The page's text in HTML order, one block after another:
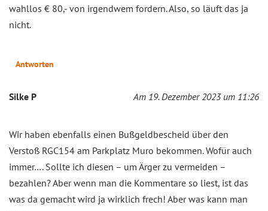
wahllos € 80,- von irgendwem fordern. Also, so läuft das ja
nicht.
Antworten
Silke P Am 19. Dezember 2023 um 11:26
Wir haben ebenfalls einen Bußgeldbescheid über den
Verstoß RGC154 am Parkplatz Muro bekommen. Wofür auch
immer…. Sollte ich diesen – um Ärger zu vermeiden –
bezahlen? Aber wenn man die Kommentare so liest, ist das
was da gemacht wird ja wirklich frech! Aber was kann man